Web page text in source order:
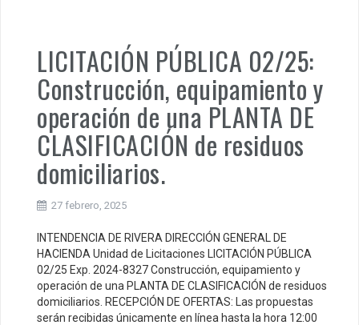
LICITACIÓN PÚBLICA 02/25:
Construcción, equipamiento y
operación de una PLANTA DE
CLASIFICACIÓN de residuos
domiciliarios.
27 febrero, 2025
INTENDENCIA DE RIVERA DIRECCIÓN GENERAL DE
HACIENDA Unidad de Licitaciones LICITACIÓN PÚBLICA
02/25 Exp. 2024-8327 Construcción, equipamiento y
operación de una PLANTA DE CLASIFICACIÓN de residuos
domiciliarios. RECEPCIÓN DE OFERTAS: Las propuestas
serán recibidas únicamente en línea hasta la hora 12:00